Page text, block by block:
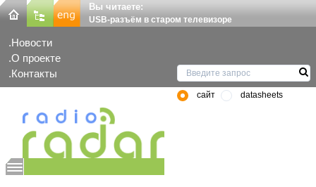
Вы читаете:
USB-разъём в старом телевизоре
Новости
О проекте
Контакты
сайт datasheets